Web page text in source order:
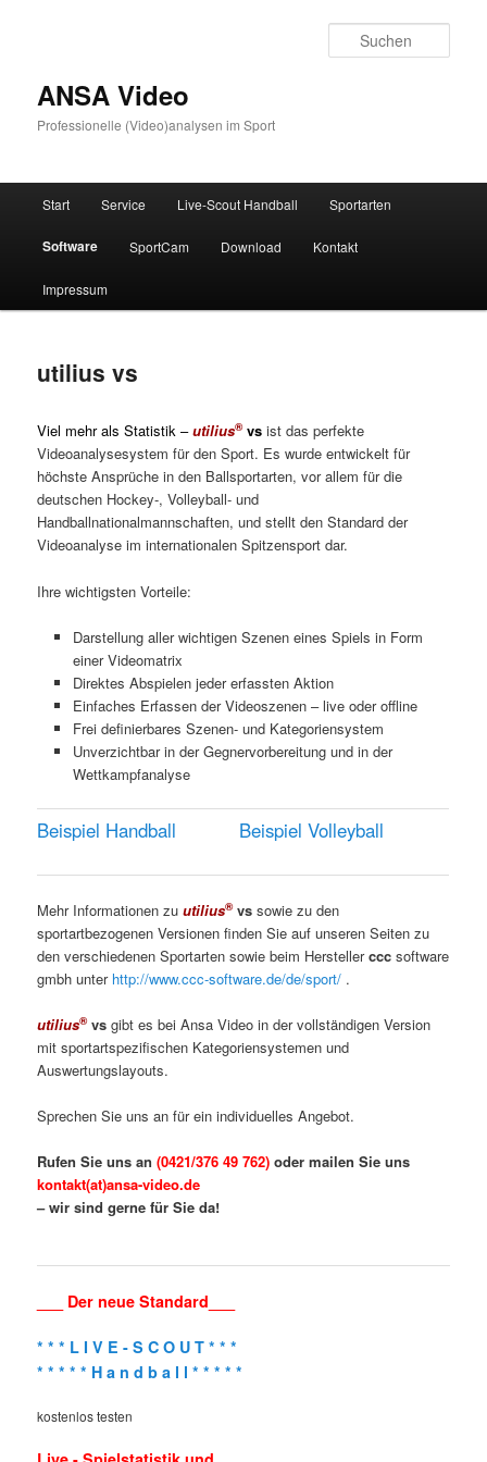
ANSA Video
Professionelle (Video)analysen im Sport
Start Service Live-Scout Handball Sportarten
Software SportCam Download Kontakt
Impressum
utilius vs
Viel mehr als Statistik –utilius® vsist das perfekte
Videoanalysesystem für den Sport. Es wurde entwickelt für
höchste Ansprüche in den Ballsportarten, vor allem für die
deutschen Hockey-, Volleyball- und
Handballnationalmannschaften, und stellt den Standard der
Videoanalyse im internationalen Spitzensport dar.
Ihre wichtigsten Vorteile:
Darstellung aller wichtigen Szenen eines Spiels in Form
einer Videomatrix
Direktes Abspielen jeder erfassten Aktion
Einfaches Erfassen der Videoszenen – live oder offline
Frei definierbares Szenen- und Kategoriensystem
Unverzichtbar in der Gegnervorbereitung und in der
Wettkampfanalyse
Beispiel Handball Beispiel Volleyball
Mehr Informationen zuutilius®vs sowie zu den
sportartbezogenen Versionen finden Sie auf unseren Seiten zu
den verschiedenen Sportarten sowie beim Herstellerccc software
gmbh unter http://www.ccc-software.de/de/sport/ .
utilius®vsgibt es bei Ansa Video in der vollständigen Version
mit sportartspezifischen Kategoriensystemen und
Auswertungslayouts.
Sprechen Sie uns an für ein individuelles Angebot.
Rufen Sie uns an (0421/376 49 762) oder mailen Sie uns
kontakt(at)ansa-video.de
– wir sind gerne für Sie da!
___ Der neue Standard___
* * * L I V E - S C O U T * * *
* * * * * H a n d b a l l * * * * *
kostenlos testen